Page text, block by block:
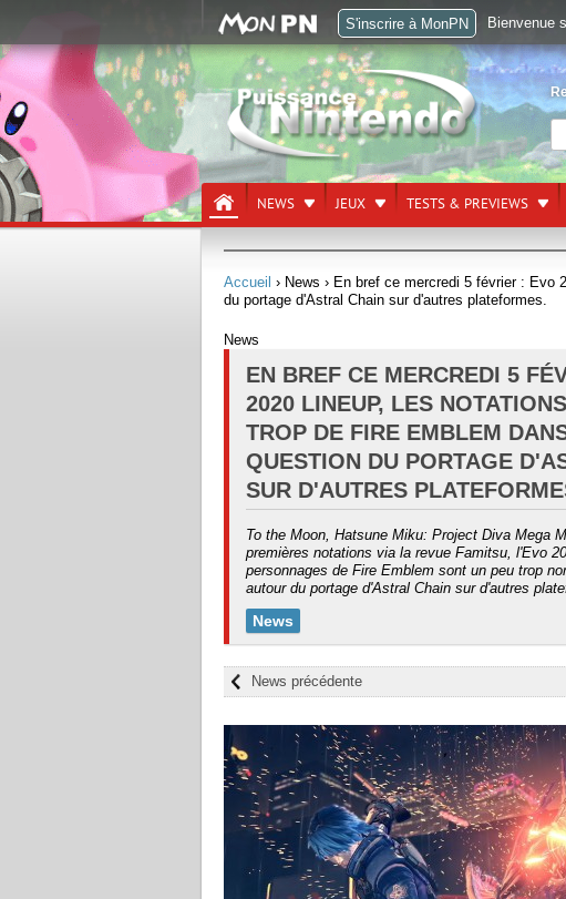
NEWS JEUX TESTS & PREVIEWS
Accueil › News › En bref ce mercredi 5 février : Evo
du portage d'Astral Chain sur d'autres plateformes.
News
EN BREF CE MERCREDI 5
2020 LINEUP, LES
TROP DE FIRE EMBLEM
QUESTION DU PORTAGE
SUR D'AUTRES
To the Moon, Hatsune Miku: Project Diva Mega
premières notations via la revue Famitsu, l'Evo
personnages de Fire Emblem sont un peu trop
autour du portage d'Astral Chain sur d'autres
News
News précédente
S'inscrire à MonPN Bienvenue